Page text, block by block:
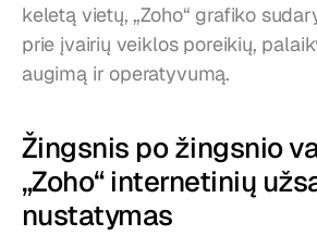
keletą vietų, „Zoho“ grafiko
prie įvairių veiklos poreikių,
augimą ir operatyvumą.
Žingsnis po žingsnio
„Zoho“ internetinių
nustatymas